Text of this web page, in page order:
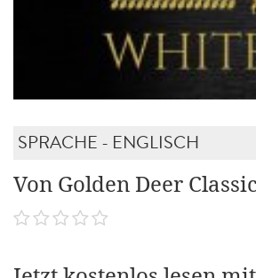
SPRACHE - ENGLISCH
Von Golden Deer